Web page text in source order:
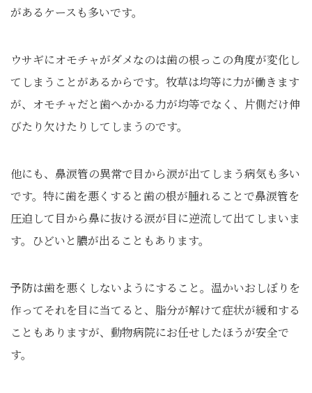
があるケースも多いです。
ウサギにオモチャがダメなのは歯の根っこの角度が変化し
てしまうことがあるからです。牧草は均等に力が働きます
が、オモチャだと歯へかかる力が均等でなく、片側だけ伸
びたり欠けたりしてしまうのです。
他にも、鼻涙管の異常で目から涙が出てしまう病気も多い
です。特に歯を悪くすると歯の根が腫れることで鼻涙管を
圧迫して目から鼻に抜ける涙が目に逆流して出てしまいま
す。ひどいと膿が出ることもあります。
予防は歯を悪くしないようにすること。温かいおしぼりを
作ってそれを目に当てると、脂分が解けて症状が緩和する
こともありますが、動物病院にお任せしたほうが安全で
す。